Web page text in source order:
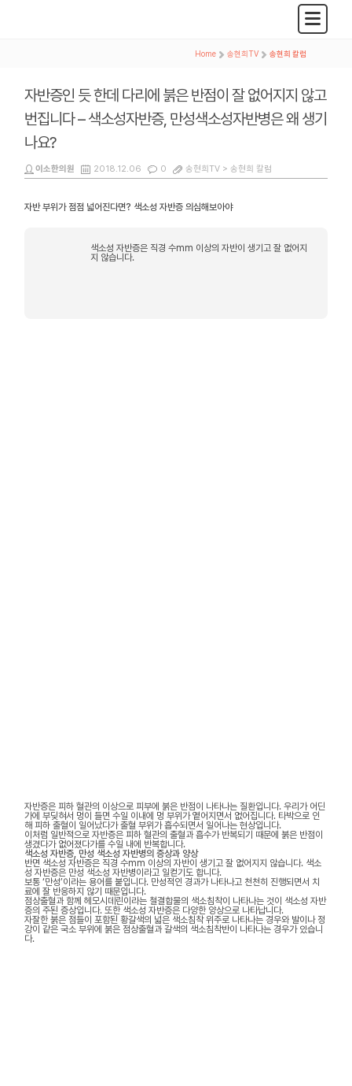
Home > 송현희TV > 송현희 칼럼
자반증인 듯 한데 다리에 붉은 반점이 잘 없어지지 않고
번집니다 – 색소성자반증, 만성색소성자반병은 왜 생기
나요?
이소한의원 2018.12.06 0 송현희TV >송현희 칼럼
자반 부위가 점점 넓어진다면? 색소성 자반증 의심해보아야
색소성 자반증은 직경 수mm 이상의 자반이 생기고 잘 없어지
지 않습니다.
자반증은 피하 혈관의 이상으로 피부에 붉은 반점이 나타나는 질환입니다. 우리가 어딘
가에 부딪혀서 멍이 들면 수일 이내에 멍 부위가 옅어지면서 없어집니다. 타박으로 인
해 피하 출혈이 일어났다가 출혈 부위가 흡수되면서 일어나는 현상입니다.
이처럼 일반적으로 자반증은 피하 혈관의 출혈과 흡수가 반복되기 때문에 붉은 반점이
생겼다가 없어졌다가를 수일 내에 반복합니다.
색소성 자반증, 만성 색소성 자반병의 증상과 양상
반면 색소성 자반증은 직경 수mm 이상의 자반이 생기고 잘 없어지지 않습니다. 색소
성 자반증은 만성 색소성 자반병이라고 일컫기도 합니다.
보통 ‘만성’이라는 용어를 붙입니다. 만성적인 경과가 나타나고 천천히 진행되면서 치
료에 잘 반응하지 않기 때문입니다.
점상출혈과 함께 헤모시데린이라는 철결합물의 색소침착이 나타나는 것이 색소성 자반
증의 주된 증상입니다. 또한 색소성 자반증은 다양한 양상으로 나타납니다.
자잘한 붉은 점들이 포함된 황갈색의 넓은 색소침착 위주로 나타나는 경우와 발이나 정
강이 같은 국소 부위에 붉은 점상출혈과 갈색의 색소침착반이 나타나는 경우가 있습니
다.